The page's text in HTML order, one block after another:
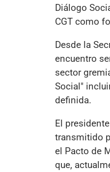
Diálogo
CGT como
Desde la
encuentro
sector
Social"
definida.
El
transmitido
el Pacto de
que,